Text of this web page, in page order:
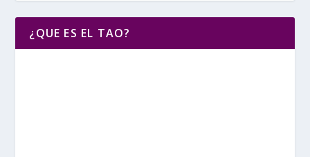
¿QUE ES EL TAO?